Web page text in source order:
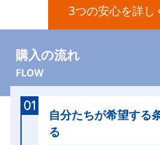
3つの安心を詳し
購入の流れ
FLOW
01
自分たちが希望する
る